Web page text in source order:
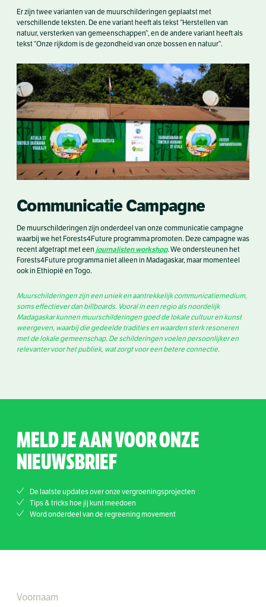
Er zijn twee varianten van de muurschilderingen geplaatst met
verschillende teksten. De ene variant heeft als tekst “Herstellen van
natuur, versterken van gemeenschappen”, en de andere variant heeft als
tekst “Onze rijkdom is de gezondheid van onze bossen en natuur”.
Communicatie Campagne
De muurschilderingen zijn onderdeel van onze communicatie campagne
waarbij we het Forests4Future programma promoten. Deze campagne was
recent afgetrapt met een journalisten workshop. We ondersteunen het
Forests4Future programma niet alleen in Madagaskar, maar momenteel
ook in Ethiopië en Togo.
Muurschilderingen zijn een uniek en aantrekkelijk communicatiemedium,
soms effectiever dan billboards. Vooral in een regio als noordelijk
Madagaskar kunnen muurschilderingen goed de lokale cultuur en kunst
weergeven, waarbij die gedeelde tradities en waarden sterk resoneren
met de lokale gemeenschap. De schilderingen voelen persoonlijker en
relevanter voor het publiek, wat zorgt voor een betere connectie.
MELD JE AAN VOOR ONZE
NIEUWSBRIEF
De laatste updates over onze vergroeningsprojecten
Tips & tricks hoe jij kunt meedoen
Word onderdeel van de regreening movement